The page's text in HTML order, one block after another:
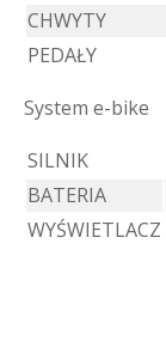
CHWYTY
PEDAŁY
System e-bike
SILNIK
BATERIA
WYŚWIETLACZ